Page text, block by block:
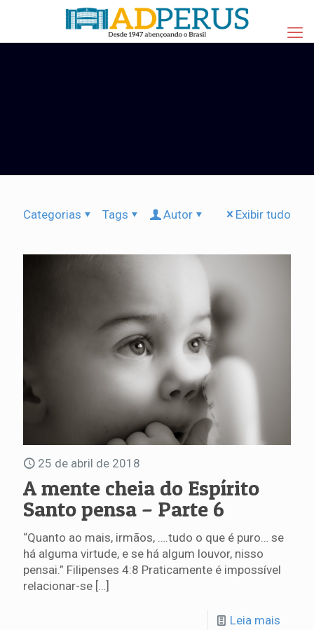
Categorias Tags Autor Exibir tudo
25 de abril de 2018
A mente cheia do Espírito
Santo pensa – Parte 6
“Quanto ao mais, irmãos, ….tudo o que é puro… se
há alguma virtude, e se há algum louvor, nisso
pensai.” Filipenses 4:8 Praticamente é impossível
relacionar-se […]
Leia mais